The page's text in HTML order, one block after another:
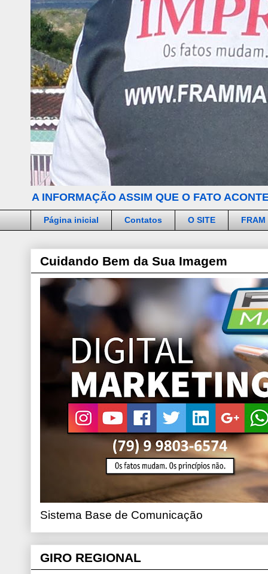
A INFORMAÇÃO ASSIM QUE O FATO
Página inicial Contatos O SITE FRAM
Cuidando Bem da Sua Imagem
Sistema Base de Comunicação
GIRO REGIONAL